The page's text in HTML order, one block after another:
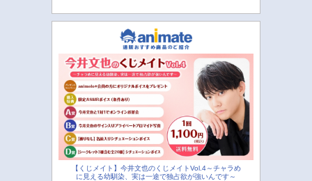
【くじメイト】今井文也のくじメイトVol.4～チャラめ
に見える幼馴染、実は一途で独占欲が強いんです～